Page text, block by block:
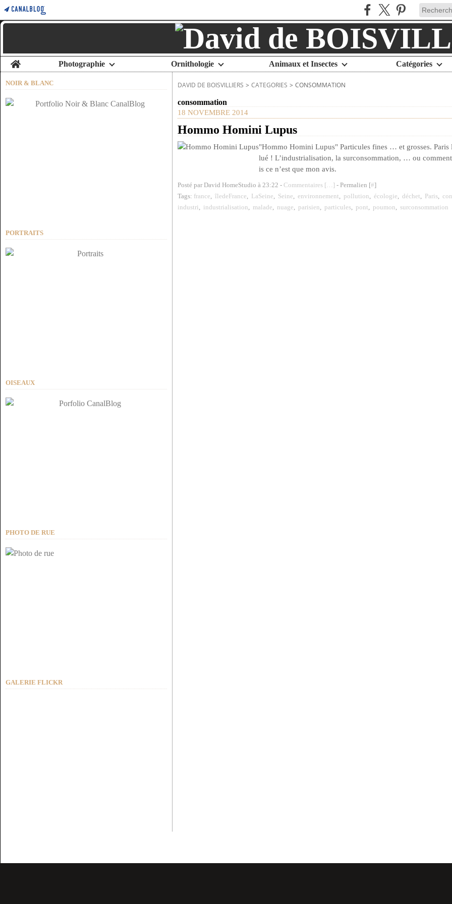
Home Photographie Ornithologie Animaux et Insectes Catégories
NOIR & BLANC
PORTRAITS
OISEAUX
PHOTO DE RUE
GALERIE FLICKR
DAVID DE BOISVILLIERS > CATEGORIES > CONSOMMATION
consommation
18 NOVEMBRE 2014
Hommo Homini Lupus
"Hommo Homini Lupus" Particules fines … et grosses. Paris
lué ! L’industrialisation, la surconsommation, … ou
is ce n’est que mon avis.
Posté par David HomeStudio à 23:22 - Commentaires [… ] - Permalien [#]
Tags: france, îledeFrance, LaSeine, Seine, environnement, pollution, écologie, déchet, Paris,
industri, industrialisation, malade, nuage, parisien, particules, pont, poumon, surconsommation